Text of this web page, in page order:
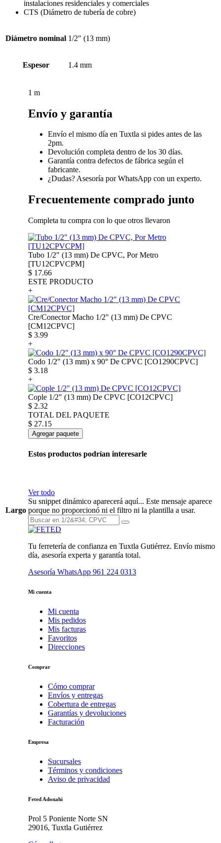
instalaciones residenciales y comerciales
CTS (Diámetro de tubería de cobre)
Diámetro nominal 1/2" (13 mm)
Espesor 1.4 mm
Largo
1 m
Envío y garantía
Envío el mismo día en Tuxtla si pides antes de las
2pm.
Devolución completa dentro de los 30 días.
Garantía contra defectos de fábrica según el
fabricante.
¿Dudas? Asesoría por WhatsApp con un experto.
Frecuentemente comprado junto
Completa tu compra con lo que otros llevaron
Tubo 1/2" (13 mm) De CPVC, Por Metro
[TU12CPVCPM]
$ 17.66
ESTE PRODUCTO
+
Cre/Conector Macho 1/2" (13 mm) De CPVC
[CM12CPVC]
$ 3.99
+
Codo 1/2" (13 mm) x 90° De CPVC [CO1290CPVC]
$ 3.18
+
Cople 1/2" (13 mm) De CPVC [CO12CPVC]
$ 2.32
TOTAL DEL PAQUETE
$ 27.15
Agregar paquete
Estos productos podrían interesarle
Ver todo
Su snippet dinámico aparecerá aquí... Este mensaje aparece
porque no proporcionó ni el filtro ni la plantilla a usar.
Tu ferretería de confianza en Tuxtla Gutiérrez. Envío mismo
día, asesoría experta y garantía total.
Asesoría WhatsApp 961 224 0313
Mi cuenta
Mi cuenta
Mis pedidos
Mis facturas
Favoritos
Direcciones
Comprar
Cómo comprar
Envíos y entregas
Cobertura de entregas
Garantías y devoluciones
Facturación
Empresa
Sucursales
Términos y condiciones
Aviso de privacidad
Feted Adonahi
Prol 5 Poniente Norte SN
29016, Tuxtla Gutiérrez